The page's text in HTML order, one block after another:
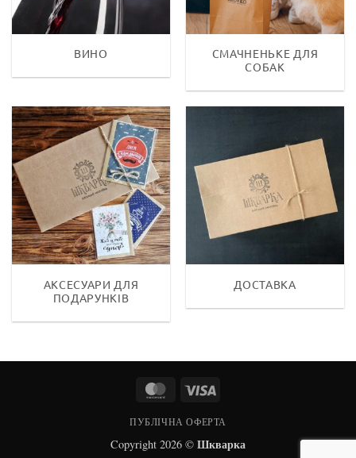
ВИНО
СМАЧНЕНЬКЕ ДЛЯ
СОБАК
АКСЕСУАРИ ДЛЯ
ПОДАРУНКІВ
ДОСТАВКА
MasterCard
ПУБЛІЧНА ОФЕРТА
Copyright 2026 © Шкварка